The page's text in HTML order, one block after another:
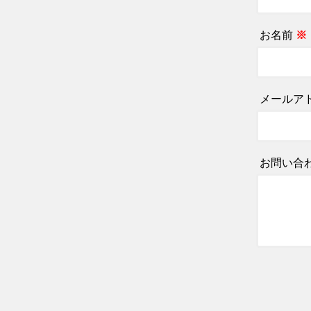
お名前 ※
メールア
お問い合